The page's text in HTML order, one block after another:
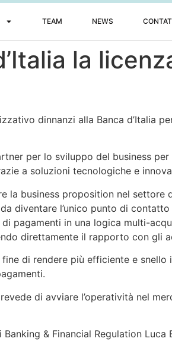
TEAM NEWS
la
dinnanzi alla Banca d’Italia
per lo sviluppo del business
a soluzioni tecnologiche e
la business proposition nel
diventare l’unico punto di
pagamenti in una logica multi-
direttamente il rapporto con gli
di rendere più efficiente e
di avviare l’operatività nel
& Financial Regulation Luca